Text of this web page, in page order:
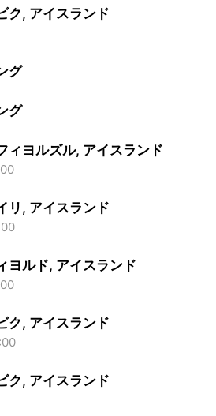
ク, アイスランド
グ
グ
ィヨルズル, アイスランド
リ, アイスランド
ヨルド, アイスランド
ク, アイスランド
ク, アイスランド